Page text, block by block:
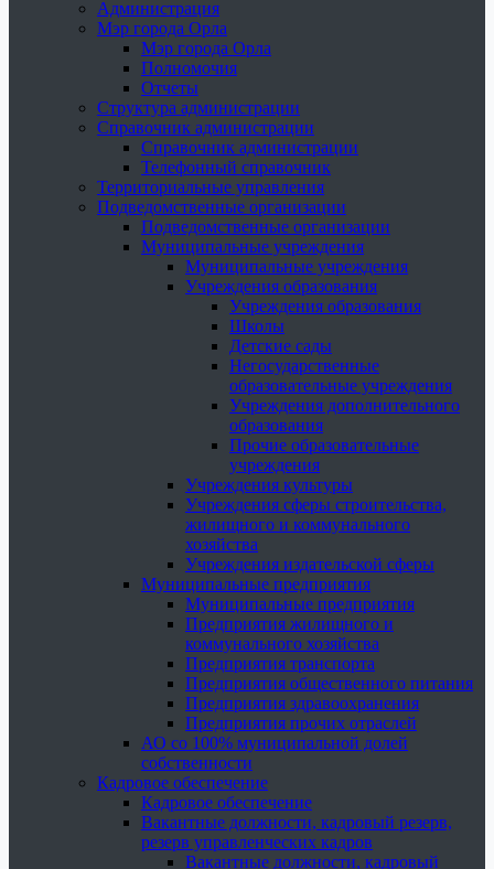
Администрация
Мэр города Орла
Мэр города Орла
Полномочия
Отчеты
Структура администрации
Справочник администрации
Справочник администрации
Телефонный справочник
Территориальные управления
Подведомственные организации
Подведомственные организации
Муниципальные учреждения
Муниципальные учреждения
Учреждения образования
Учреждения образования
Школы
Детские сады
Негосударственные
образовательные учреждения
Учреждения дополнительного
образования
Прочие образовательные
учреждения
Учреждения культуры
Учреждения сферы строительства,
жилищного и коммунального
хозяйства
Учреждения издательской сферы
Муниципальные предприятия
Муниципальные предприятия
Предприятия жилищного и
коммунального хозяйства
Предприятия транспорта
Предприятия общественного питания
Предприятия здравоохранения
Предприятия прочих отраслей
АО со 100% муниципальной долей
собственности
Кадровое обеспечение
Кадровое обеспечение
Вакантные должности, кадровый резерв,
резерв управленческих кадров
Вакантные должности, кадровый